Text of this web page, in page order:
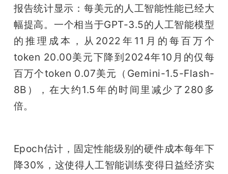
报告统计显示：每美元的人工智能性能已经大
幅提高。一个相当于GPT-3.5的人工智能模型
的推理成本，从2022年11月的每百万个
token 20.00美元下降到2024年10月的仅每
百万个token 0.07美元（Gemini-1.5-Flash-
8B），在大约1.5年的时间里减少了280多
倍。
Epoch估计，固定性能级别的硬件成本每年下
降30%，这使得人工智能训练变得日益经济实